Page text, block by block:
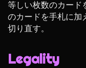
等しい枚数のカード
のカードを手札に加
切り直す。
Legality